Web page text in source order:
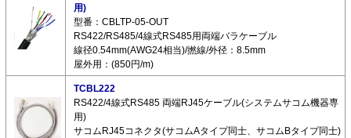
用)
型番：CBLTP-05-OUT
RS422/RS485/4線式RS485用両端バラケーブル
線径0.54mm(AWG24相当)/撚線/外径：8.5mm
屋外用：(850円/m)
TCBL222
RS422/4線式RS485 両端RJ45ケーブル(システムサコム機器専
用)
サコムRJ45コネクタ(サコムAタイプ同士、サコムBタイプ同士)